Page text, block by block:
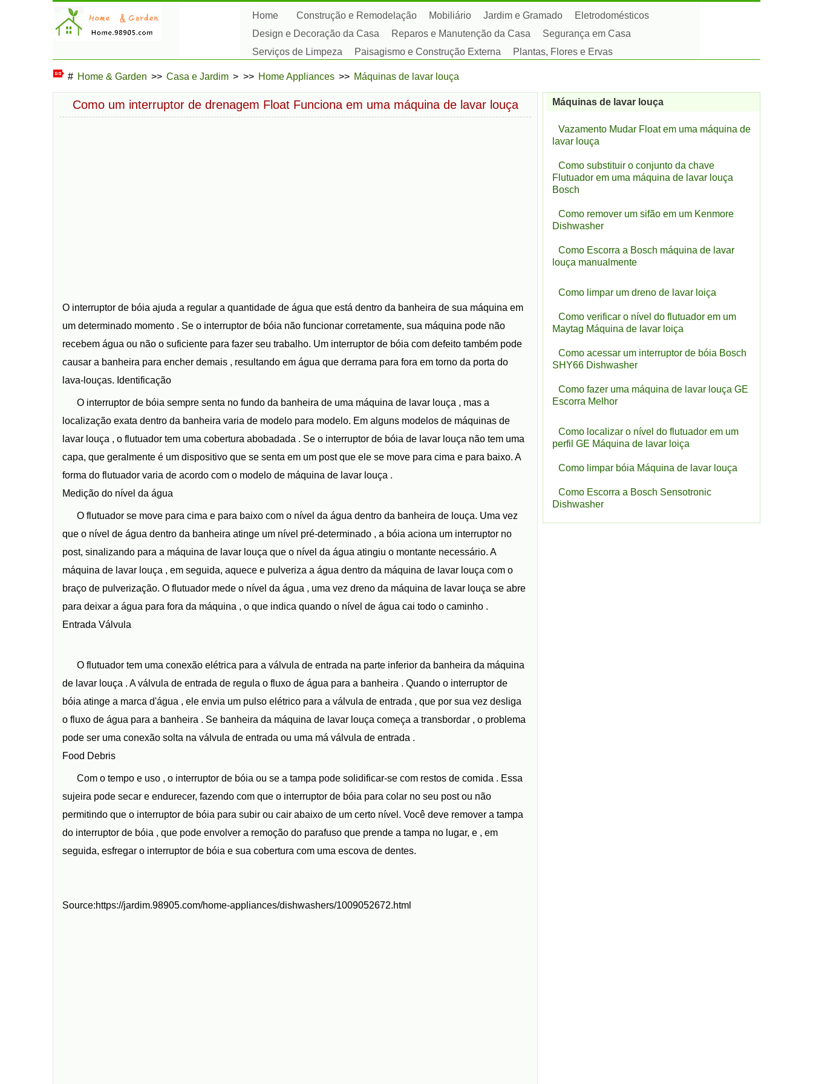
Home Construção e Remodelação Mobiliário Jardim e Gramado
Eletrodomésticos
Design e Decoração da Casa
Reparos e Manutenção da Casa
Segurança em Casa
Serviços de Limpeza
Paisagismo e Construção Externa
Plantas, Flores e Ervas
# Home & Garden >> Casa e Jardim > >> Home Appliances >> Máquinas de lavar louça
Como um interruptor de drenagem Float Funciona em uma máquina de lavar louça
O interruptor de bóia ajuda a regular a quantidade de água que está dentro da banheira de sua máquina em
um determinado momento . Se o interruptor de bóia não funcionar corretamente, sua máquina pode não
recebem água ou não o suficiente para fazer seu trabalho. Um interruptor de bóia com defeito também pode
causar a banheira para encher demais , resultando em água que derrama para fora em torno da porta do
lava-louças. Identificação
O interruptor de bóia sempre senta no fundo da banheira de uma máquina de lavar louça , mas a
localização exata dentro da banheira varia de modelo para modelo. Em alguns modelos de máquinas de
lavar louça , o flutuador tem uma cobertura abobadada . Se o interruptor de bóia de lavar louça não tem uma
capa, que geralmente é um dispositivo que se senta em um post que ele se move para cima e para baixo. A
forma do flutuador varia de acordo com o modelo de máquina de lavar louça .
Medição do nível da água
O flutuador se move para cima e para baixo com o nível da água dentro da banheira de louça. Uma vez
que o nível de água dentro da banheira atinge um nível pré-determinado , a bóia aciona um interruptor no
post, sinalizando para a máquina de lavar louça que o nível da água atingiu o montante necessário. A
máquina de lavar louça , em seguida, aquece e pulveriza a água dentro da máquina de lavar louça com o
braço de pulverização. O flutuador mede o nível da água , uma vez dreno da máquina de lavar louça se abre
para deixar a água para fora da máquina , o que indica quando o nível de água cai todo o caminho .
Entrada Válvula
O flutuador tem uma conexão elétrica para a válvula de entrada na parte inferior da banheira da máquina
de lavar louça . A válvula de entrada de regula o fluxo de água para a banheira . Quando o interruptor de
bóia atinge a marca d'água , ele envia um pulso elétrico para a válvula de entrada , que por sua vez desliga
o fluxo de água para a banheira . Se banheira da máquina de lavar louça começa a transbordar , o problema
pode ser uma conexão solta na válvula de entrada ou uma má válvula de entrada .
Food Debris
Com o tempo e uso , o interruptor de bóia ou se a tampa pode solidificar-se com restos de comida . Essa
sujeira pode secar e endurecer, fazendo com que o interruptor de bóia para colar no seu post ou não
permitindo que o interruptor de bóia para subir ou cair abaixo de um certo nível. Você deve remover a tampa
do interruptor de bóia , que pode envolver a remoção do parafuso que prende a tampa no lugar, e , em
seguida, esfregar o interruptor de bóia e sua cobertura com uma escova de dentes.
Source:https://jardim.98905.com/home-appliances/dishwashers/1009052672.html
Máquinas de lavar louça
Vazamento Mudar Float em uma máquina de
lavar louça
Como substituir o conjunto da chave
Flutuador em uma máquina de lavar louça
Bosch
Como remover um sifão em um Kenmore
Dishwasher
Como Escorra a Bosch máquina de lavar
louça manualmente
Como limpar um dreno de lavar loiça
Como verificar o nível do flutuador em um
Maytag Máquina de lavar loiça
Como acessar um interruptor de bóia Bosch
SHY66 Dishwasher
Como fazer uma máquina de lavar louça GE
Escorra Melhor
Como localizar o nível do flutuador em um
perfil GE Máquina de lavar loiça
Como limpar bóia Máquina de lavar louça
Como Escorra a Bosch Sensotronic
Dishwasher